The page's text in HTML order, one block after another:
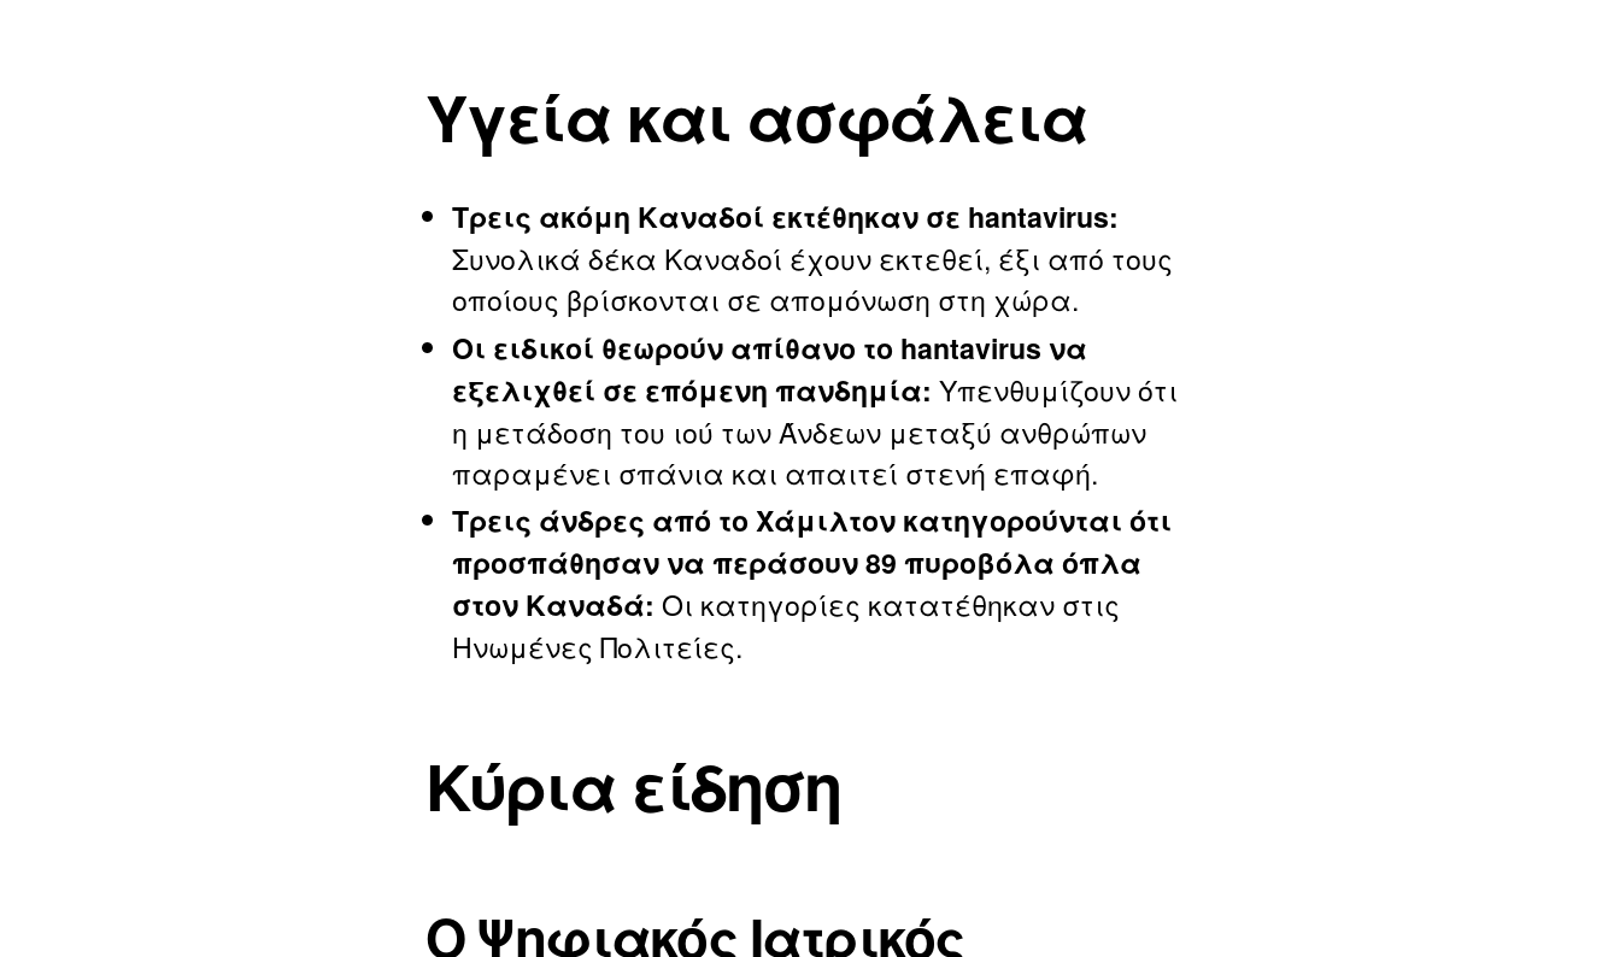
Υγεία και ασφάλεια
Τρεις ακόμη Καναδοί εκτέθηκαν σε hantavirus:
Συνολικά δέκα Καναδοί έχουν εκτεθεί, έξι από τους
οποίους βρίσκονται σε απομόνωση στη χώρα.
Οι ειδικοί θεωρούν απίθανο το hantavirus να
εξελιχθεί σε επόμενη πανδημία: Υπενθυμίζουν ότι
η μετάδοση του ιού των Άνδεων μεταξύ ανθρώπων
παραμένει σπάνια και απαιτεί στενή επαφή.
Τρεις άνδρες από το Χάμιλτον κατηγορούνται ότι
προσπάθησαν να περάσουν 89 πυροβόλα όπλα
στον Καναδά: Οι κατηγορίες κατατέθηκαν στις
Ηνωμένες Πολιτείες.
Κύρια είδηση
Ο Ψηφιακός Ιατρικός